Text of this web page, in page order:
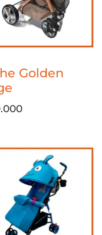
Golden